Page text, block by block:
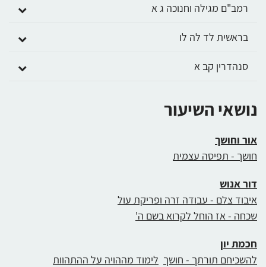
רמב"ם מגילה וחנוכה ג א
בראשית לד לה לו
סנהדרין קב א
נושאי השיעור
אור וחושך
חושך - תפיסה עצמית
דור אנוש
איבוד צלם - עבודה זרה ופריקת עול
שכחה - אז הוחל לקרוא בשם ה'
חכמת יון
להשכיחם תורתך - חושך לימוד מההויה על ההתהוות